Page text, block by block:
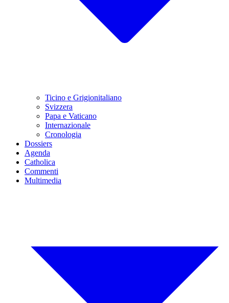
Ticino e Grigionitaliano
Svizzera
Papa e Vaticano
Internazionale
Cronologia
Dossiers
Agenda
Catholica
Commenti
Multimedia